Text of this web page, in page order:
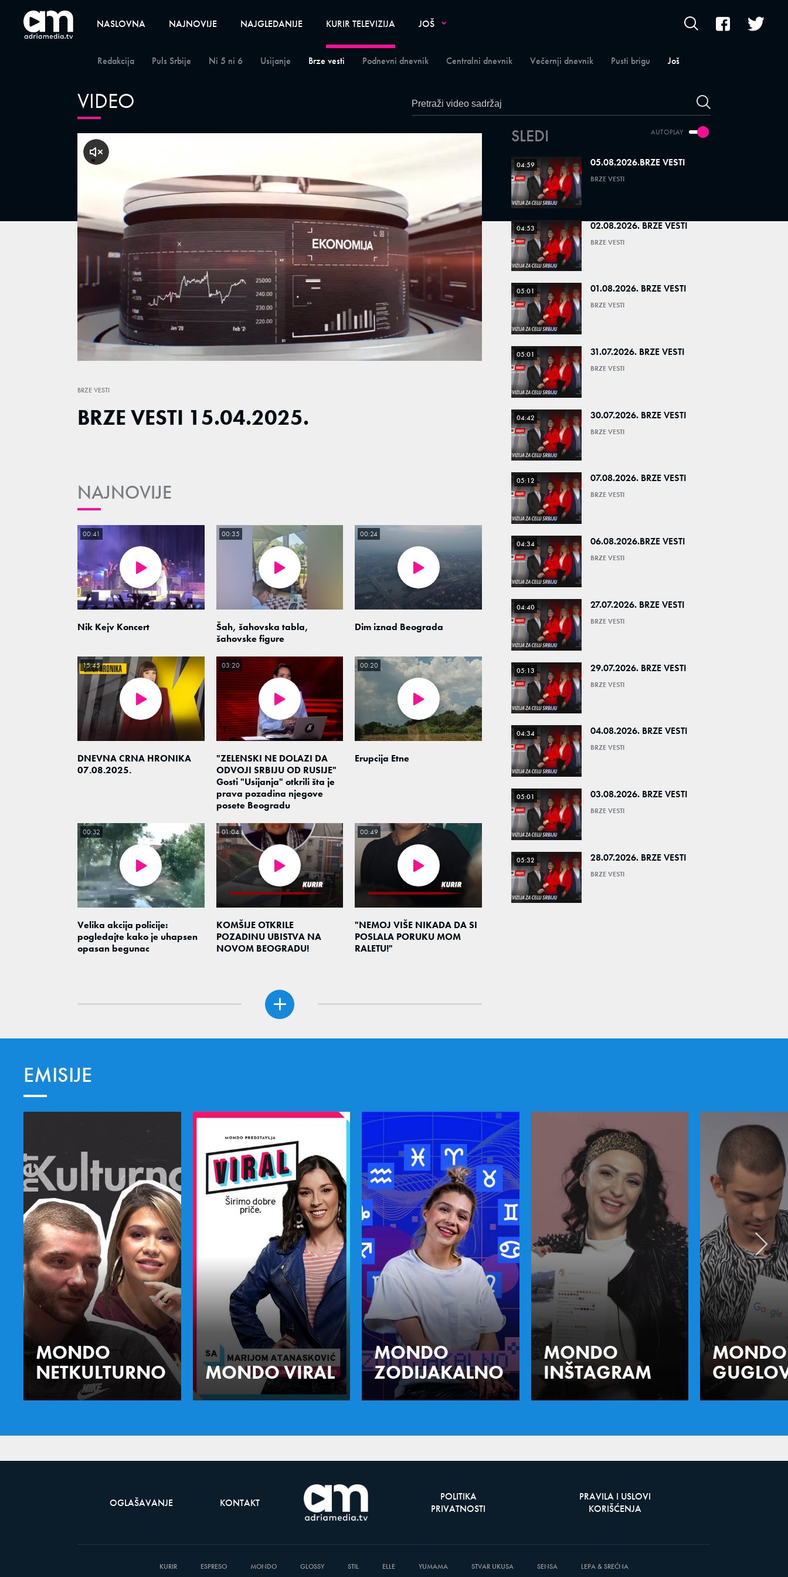
NASLOVNA NAJNOVIJE NAJGLEDANIJE KURIR TELEVIZIJA
Redakcija Puls Srbije Ni 5 ni 6 Usijanje Brze vesti Podnevni dnevnik Centralni dnevnik Večernji dnevnik Pusti brigu Još
JOŠ
VIDEO
Unmute
/
Loaded:
15.43%
klikni za zvuk
BRZE VESTI
BRZE VESTI 15.04.2025.
NAJNOVIJE
Nik Kejv Koncert
00:41
Šah, šahovska tabla,
šahovske figure
00:35
Dim iznad Beograda
00:24
DNEVNA CRNA HRONIKA
07.08.2025.
15:45
"ZELENSKI NE DOLAZI DA
ODVOJI SRBIJU OD RUSIJE"
Gosti "Usijanja" otkrili šta je
prava pozadina njegove
posete Beogradu
03:20
Erupcija Etne
00:20
Velika akcija policije:
pogledajte kako je uhapsen
opasan begunac
00:32
KOMŠIJE OTKRILE
POZADINU UBISTVA NA
NOVOM BEOGRADU!
01:04
"NEMOJ VIŠE NIKADA DA SI
POSLALA PORUKU MOM
RALETU!"
00:49
AUTOPLAY
SLEDI
04:59 05.08.2026.BRZE VESTI
BRZE VESTI
04:53 02.08.2026. BRZE VESTI
BRZE VESTI
05:01 01.08.2026. BRZE VESTI
BRZE VESTI
05:01 31.07.2026. BRZE VESTI
BRZE VESTI
04:42 30.07.2026. BRZE VESTI
BRZE VESTI
05:12 07.08.2026. BRZE VESTI
BRZE VESTI
04:34 06.08.2026.BRZE VESTI
BRZE VESTI
04:40 27.07.2026. BRZE VESTI
BRZE VESTI
05:13 29.07.2026. BRZE VESTI
BRZE VESTI
04:34 04.08.2026. BRZE VESTI
BRZE VESTI
05:01 03.08.2026. BRZE VESTI
BRZE VESTI
05:32 28.07.2026. BRZE VESTI
BRZE VESTI
EMISIJE
MONDO
NETKULTURNO
MONDO VIRAL
MONDO
ZODIJAKALNO
MONDO
INŠTAGRAM
MONDO
OGLAŠAVANJE KONTAKT
POLITIKA
PRIVATNOSTI
PRAVILA I USLOVI
KORIŠĆENJA
KURIR ESPRESO MONDO GLOSSY STIL ELLE YUMAMA STVAR UKUSA SENSA LEPA & SREĆNA